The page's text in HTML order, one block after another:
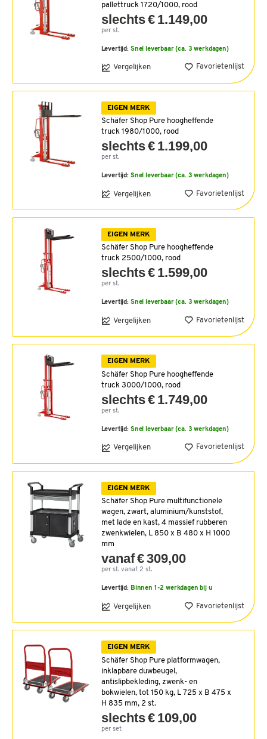
pallettruck 1720/1000, rood
slechts € 1.149,00
per st.
Levertijd: Snel leverbaar (ca. 3 werkdagen)
Vergelijken Favorietenlijst
EIGEN MERK
Schäfer Shop Pure hoogheffende
truck 1980/1000, rood
slechts € 1.199,00
per st.
Levertijd: Snel leverbaar (ca. 3 werkdagen)
Vergelijken Favorietenlijst
EIGEN MERK
Schäfer Shop Pure hoogheffende
truck 2500/1000, rood
slechts € 1.599,00
per st.
Levertijd: Snel leverbaar (ca. 3 werkdagen)
Vergelijken Favorietenlijst
EIGEN MERK
Schäfer Shop Pure hoogheffende
truck 3000/1000, rood
slechts € 1.749,00
per st.
Levertijd: Snel leverbaar (ca. 3 werkdagen)
Vergelijken Favorietenlijst
EIGEN MERK
Schäfer Shop Pure multifunctionele
wagen, zwart, aluminium/kunststof,
met lade en kast, 4 massief rubberen
zwenkwielen, L 850 x B 480 x H 1000
mm
vanaf € 309,00
per st. vanaf 2 st.
Levertijd: Binnen 1-2 werkdagen bij u
Vergelijken Favorietenlijst
EIGEN MERK
Schäfer Shop Pure platformwagen,
inklapbare duwbeugel,
antislipbekleding, zwenk- en
bokwielen, tot 150 kg, L 725 x B 475 x
H 835 mm, 2 st.
slechts € 109,00
per set